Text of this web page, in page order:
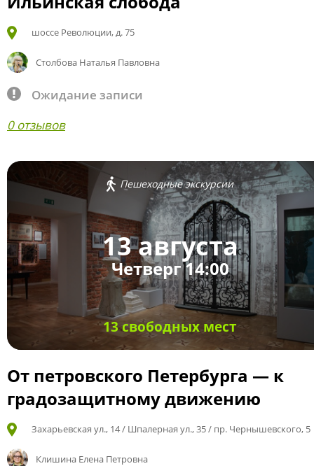
шоссе Революции, д. 75
Столбова Наталья Павловна
Ожидание записи
0 отзывов
Пешеходные экскурсии
13 августа
Четверг 14:00
13 свободных мест
От петровского Петербурга — к
градозащитному движению
Захарьевская ул., 14 / Шпалерная ул., 35 / пр. Чернышевского, 5
Клишина Елена Петровна